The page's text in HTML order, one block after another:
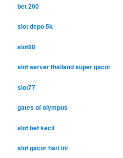
bet 200
slot depo 5k
slot88
slot server thailand super gacor
slot77
gates of olympus
slot bet kecil
slot gacor hari ini